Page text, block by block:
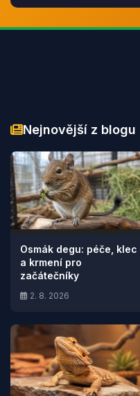
Nejnovější z blogu
Osmák degu: péče, klec
a krmení pro
začátečníky
2. 8. 2026